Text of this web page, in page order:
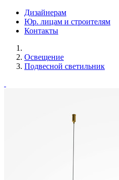
Дизайнерам
Юр. лицам и строителям
Контакты
Освещение
Подвесной светильник